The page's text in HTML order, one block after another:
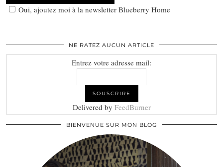
Oui, ajoutez moi à la newsletter Blueberry Home
NE RATEZ AUCUN ARTICLE
Entrez votre adresse mail:
Delivered by FeedBurner
BIENVENUE SUR MON BLOG